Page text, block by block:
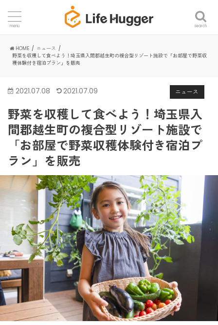
search
menu
HOME
ニュース
野菜を収穫して食べよう！埼玉県入間郡越生町の複合型リゾート施設で「お部屋で野菜収
穫体験付き宿泊プラン」を販売
ニュース
2021.07.08 2021.07.09
野菜を収穫して食べよう！埼玉県入
間郡越生町の複合型リゾート施設で
「お部屋で野菜収穫体験付き宿泊プ
ラン」を販売